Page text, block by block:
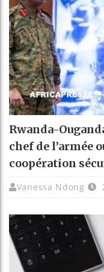
Rwanda-
chef de l’armée
coopération
Vanessa Ndong